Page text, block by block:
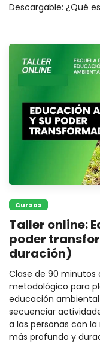
Descargable: ¿Qué
Cursos
Taller online:
poder
duración)
Clase de 90
metodológico para
educación
secuenciar
a las personas con
más profundo y